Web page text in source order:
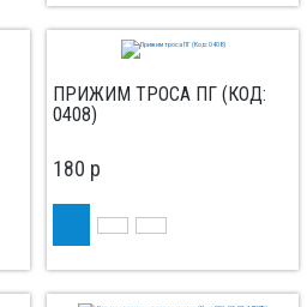
ПРИЖИМ ТРОСА ПГ (КОД:
0408)
180 p